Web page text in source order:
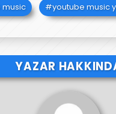
music
youtube music
YAZAR